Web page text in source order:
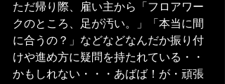
ただ帰り際、雇い主から「フロアワー
クのところ、足が汚い。」「本当に間
に合うの？」などなどなんだか振り付
けや進め方に疑問を持たれている・・
かもしれない・・・あばば！が・頑張